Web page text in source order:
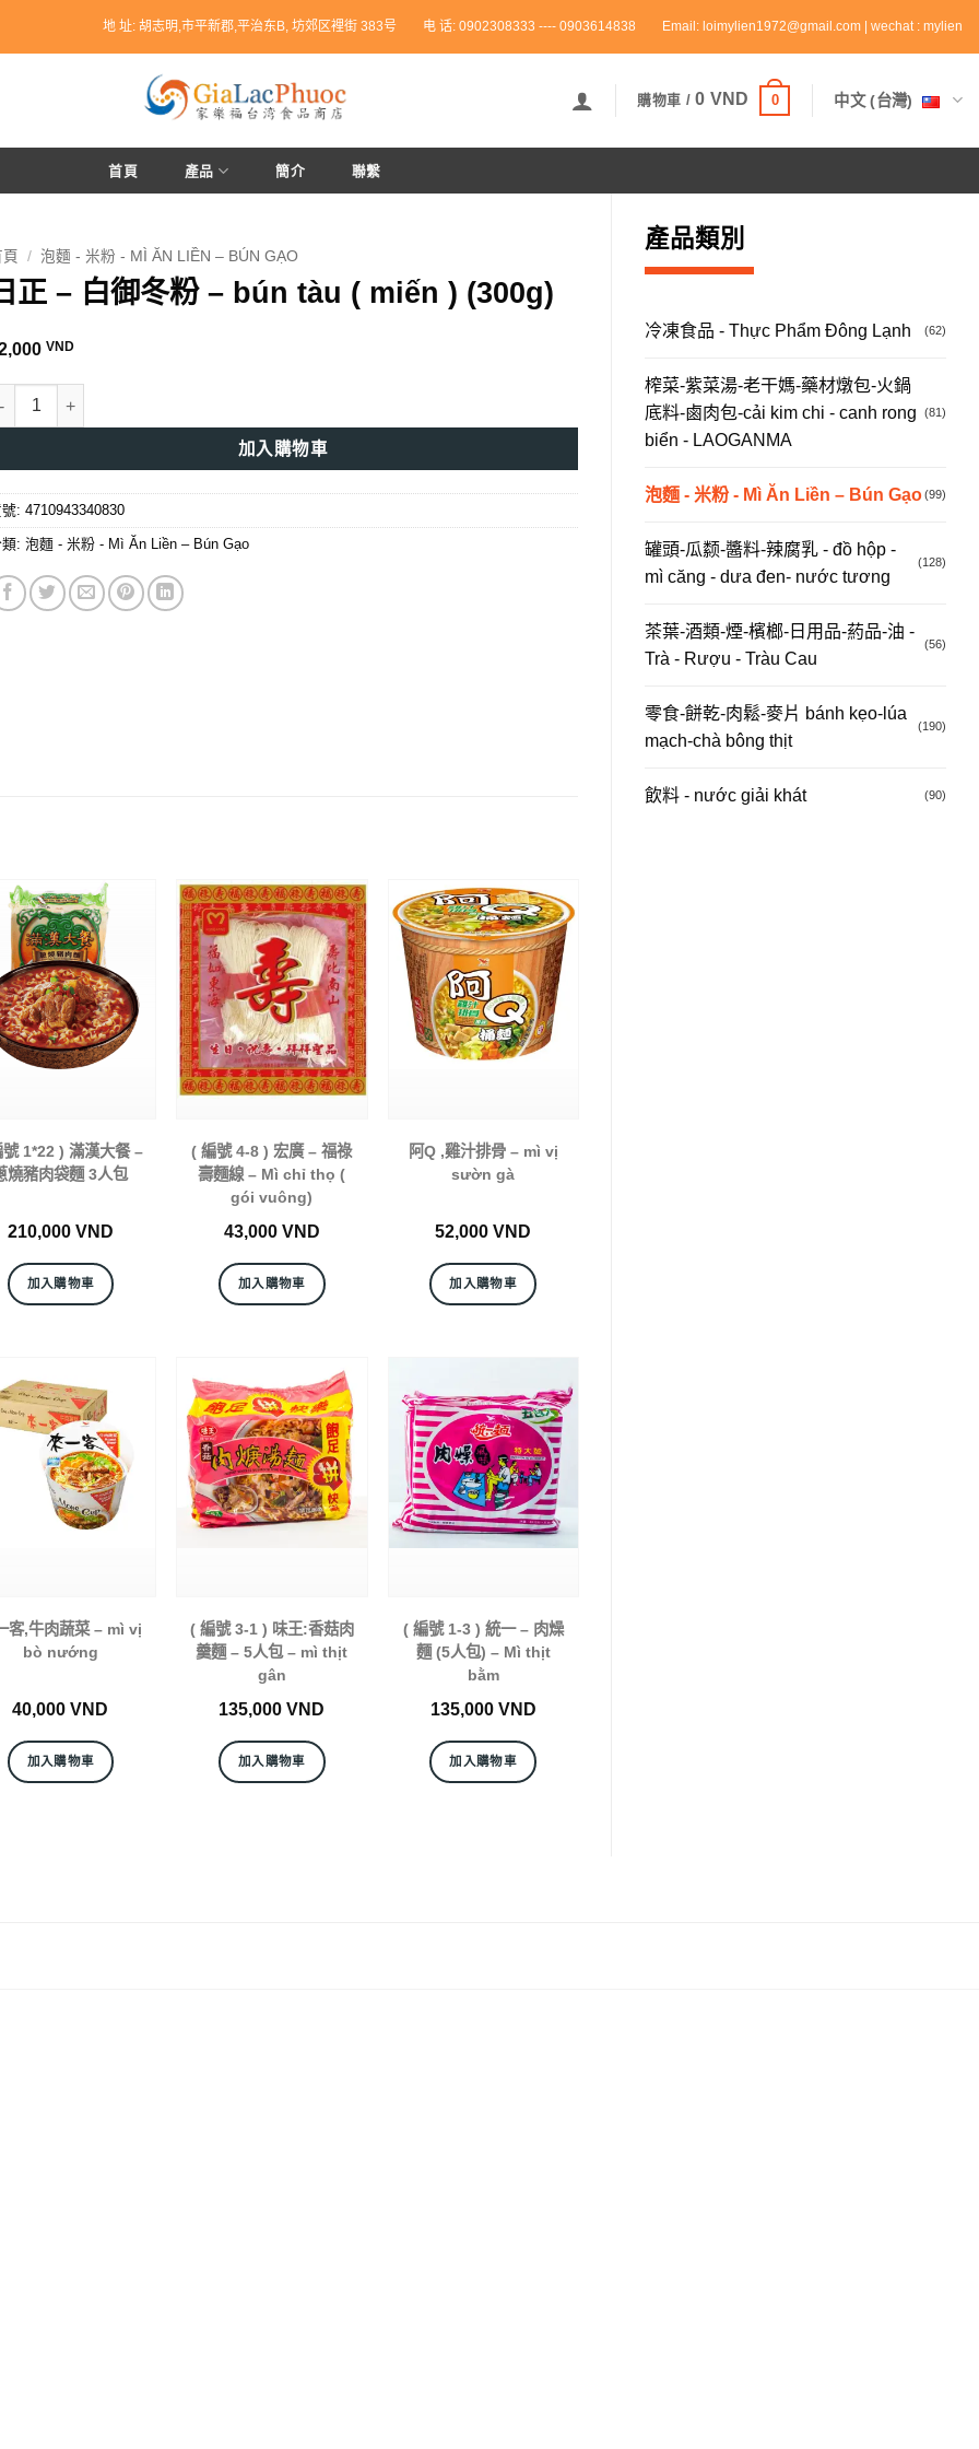
地 址: 胡志明,市平新郡,平治东B, 坊郊区裡街 383号 电 话: 0902308333 ---- 0903614838 Email: loimylien1972@gmail.com | wechat : mylien
購物車 /0 VND 0 中文 (台灣)
首頁 產品 簡介 聯繫
產品類別
冷凍食品 - Thực Phẩm Đông Lạnh (62)
榨菜-紫菜湯-老干媽-藥材燉包-火鍋
底料-鹵肉包-cải kim chi - canh rong
biển - LAOGANMA
(81)
泡麵 - 米粉 - Mì Ăn Liền – Bún Gạo(99)
罐頭-瓜颣-醬料-辣腐乳 - đồ hộp -
mì căng - dưa đen- nước tương
(128)
茶葉-酒類-煙-檳榔-日用品-葯品-油 -
Trà - Rượu - Tràu Cau
(56)
零食-餅乾-肉鬆-麥片 bánh kẹo-lúa
mạch-chà bông thịt
(190)
飲料 - nước giải khát (90)
/ 泡麵 - 米粉 - MÌ ĂN LIỀN – BÚN GẠO
正 – 白御冬粉 – bún tàu ( miến ) (300g)
VND
- 白御冬粉 - bún tàu ( miến ) (300g) 數量
加入購物車
號:4710943340830
類:泡麵 - 米粉 - Mì Ăn Liền – Bún Gạo
1*22 ) 滿漢大餐 –
燒豬肉袋麵 3人包
210,000 VND
加入購物車
( 編號 4-8 ) 宏廣 – 福祿
壽麵線 – Mì chỉ thọ (
gói vuông)
43,000 VND
加入購物車
阿Q ,雞汁排骨 – mì vị
sườn gà
52,000VND
加入購物車
客,牛肉蔬菜 – mì vị
bò nướng
40,000VND
加入購物車
( 編號 3-1 ) 味王:香菇肉
羹麵 – 5人包 – mì thịt
gân
135,000VND
加入購物車
( 編號 1-3 ) 統一 – 肉燥
麵 (5人包) – Mì thịt
bằm
135,000 VND
加入購物車